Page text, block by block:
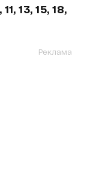
13, 15, 18,
Реклама